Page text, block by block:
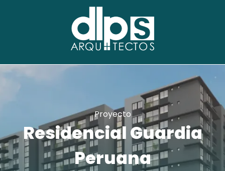
Proyecto
Residencial Guardia
Peruana